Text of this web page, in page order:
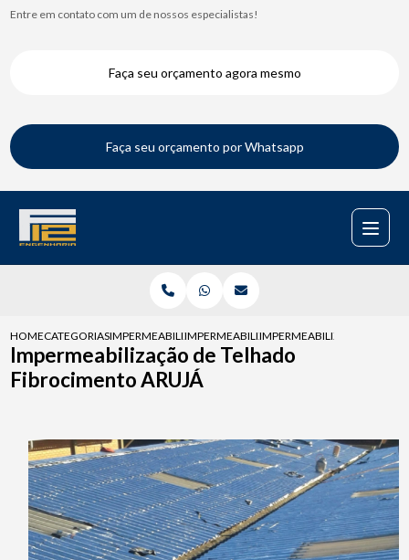
Entre em contato com um de nossos especialistas!
Faça seu orçamento agora mesmo
Faça seu orçamento por Whatsapp
HOMECATEGORIASIMPERMEABILIZACAO DE TELHADOS
IMPERMEABILIZACAO TELHADO
IMPERMEABILIZACAO DE
Impermeabilização de Telhado
Fibrocimento ARUJÁ